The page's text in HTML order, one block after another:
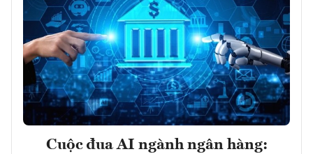
Cuộc đua AI ngành ngân hàng: